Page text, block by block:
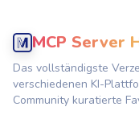
MCP Server
Das vollständigste
verschiedenen KI-
Community kuratierte